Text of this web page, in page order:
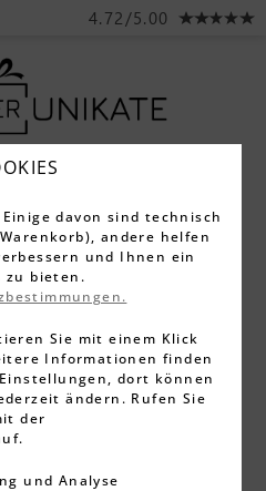
4.72/5.00
Füller
davon sind technisch
andere helfen
und Ihnen ein
zu bieten.
Sie mit einem Klick
Informationen finden
dort können
ändern. Rufen Sie
der
und Analyse